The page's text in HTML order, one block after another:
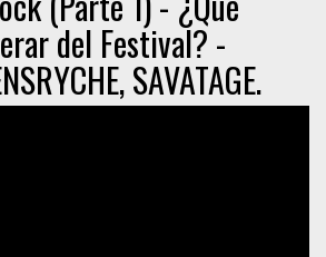
del Festival? -
SAVATAGE.